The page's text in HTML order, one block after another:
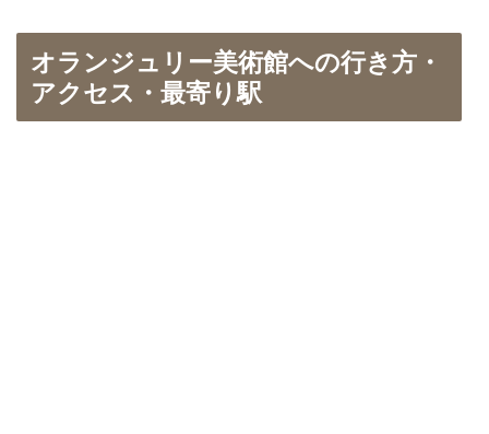
オランジュリー美術館への行き方・
アクセス・最寄り駅